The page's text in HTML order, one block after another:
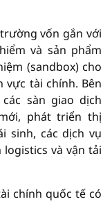
vốn gắn với
và sản phẩm
(sandbox) cho
vực tài chính. Bên
sàn giao dịch
phát triển thị
sinh, các dịch vụ
và vận tải
chính quốc tế có